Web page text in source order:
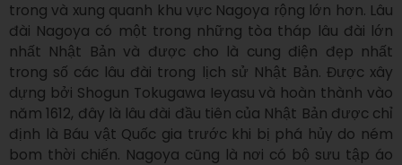
trong và xung quanh khu vực Nagoya rộng lớn hơn. Lâu
đài Nagoya có một trong những tòa tháp lâu đài lớn
nhất Nhật Bản và được cho là cung điện đẹp nhất
trong số các lâu đài trong lịch sử Nhật Bản. Được xây
dựng bởi Shogun Tokugawa Ieyasu và hoàn thành vào
năm 1612, đây là lâu đài đầu tiên của Nhật Bản được chỉ
định là Báu vật Quốc gia trước khi bị phá hủy do ném
bom thời chiến. Nagoya cũng là nơi có bộ sưu tập áo